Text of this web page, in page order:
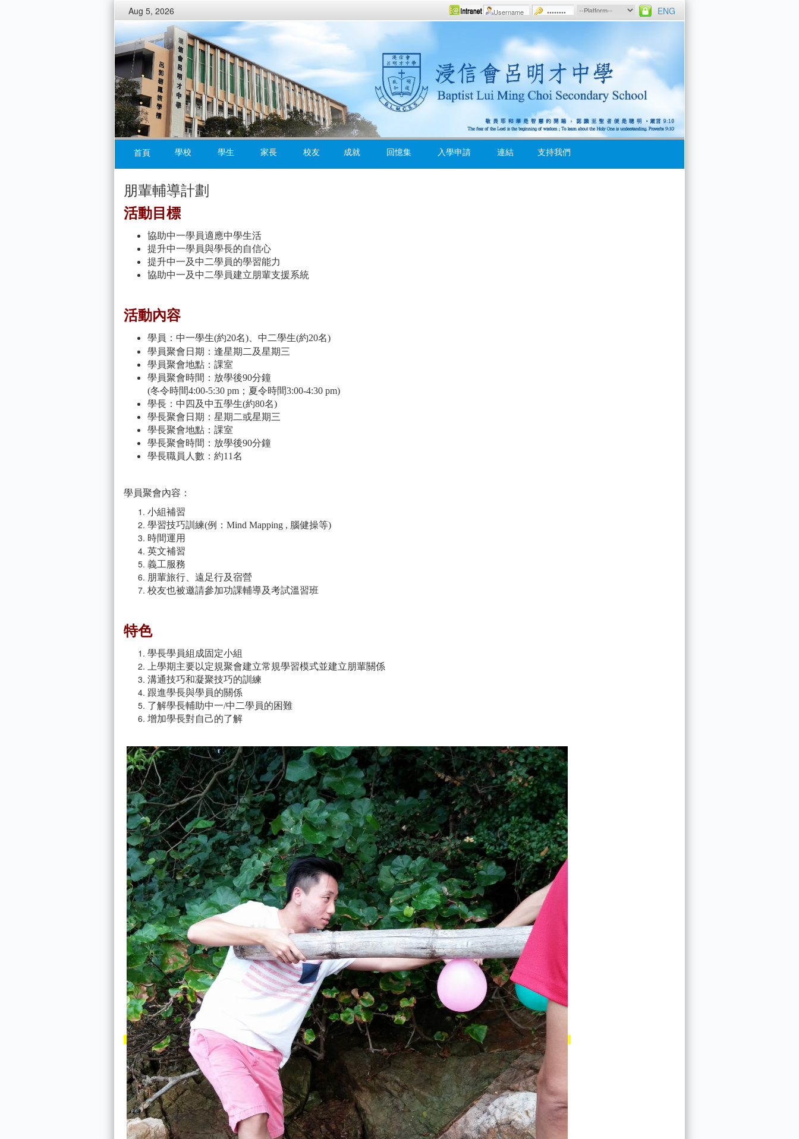
Aug 5, 2026 ENG
首頁 學校 學生 家長 校友 成就 回憶集 入學申請 連結 支持我們
朋輩輔導計劃
活動目標
協助中一學員適應中學生活
提升中一學員與學長的自信心
提升中一及中二學員的學習能力
協助中一及中二學員建立朋輩支援系統
活動內容
學員：中一學生(約20名)、中二學生(約20名)
學員聚會日期：逢星期二 及星期三
學員聚會地點：課室
學員聚會時間：放學後90分鐘
(冬令時間4:00-5:30 pm；夏令時間3:00-4:30 pm)
學長：中四及中五學生(約80名)
學長聚會日期：星期二或星期三
學長聚會地點：課室
學長聚會時間：放學後90分鐘
學長職員人數：約11名
學員聚會內容：
小組補習
學習技巧訓練(例：Mind Mapping , 腦健操等)
時間運用
英文補習
義工服務
朋輩旅行、遠足行及宿營
校友也被邀請參加功課輔導及考試溫習班
特色
學長學員組成固定小組
上學期主要以定規聚會建立常規學習模式並建立朋輩關係
溝通技巧和凝聚技巧的訓練
跟進學長與學員的關係
了解學長輔助中一/中二學員的困難
增加學長對自己的了解